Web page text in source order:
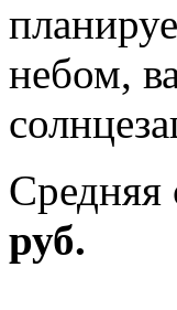
небом,
Средняя
руб.